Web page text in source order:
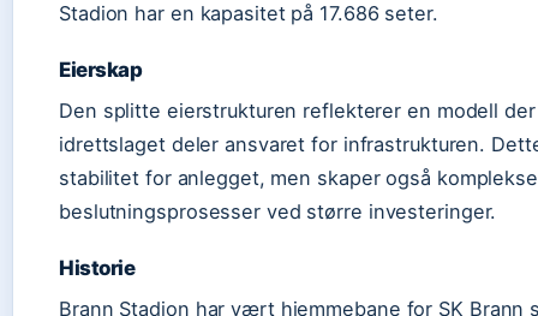
Stadion har en kapasitet på 17.686 seter.
Eierskap
Den splitte eierstrukturen reflekterer en modell
idrettslaget deler ansvaret for infrastrukturen.
stabilitet for anlegget, men skaper også komplekse
beslutningsprosesser ved større investeringer.
Historie
Brann Stadion har vært hjemmebane for SK Brann